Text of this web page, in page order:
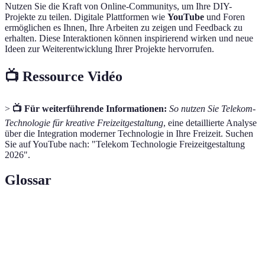
Nutzen Sie die Kraft von Online-Communitys, um Ihre DIY-
Projekte zu teilen. Digitale Plattformen wie YouTube und Foren
ermöglichen es Ihnen, Ihre Arbeiten zu zeigen und Feedback zu
erhalten. Diese Interaktionen können inspirierend wirken und neue
Ideen zur Weiterentwicklung Ihrer Projekte hervorrufen.
📺 Ressource Vidéo
> 📺 Für weiterführende Informationen: So nutzen Sie Telekom-
Technologie für kreative Freizeitgestaltung, eine detaillierte Analyse
über die Integration moderner Technologie in Ihre Freizeit. Suchen
Sie auf YouTube nach: "Telekom Technologie Freizeitgestaltung
2026".
Glossar